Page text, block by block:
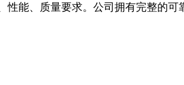
能、质量要求。公司拥有完整的